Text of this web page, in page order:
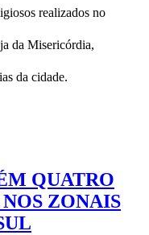
realizados no
da Misericórdia,
da cidade.
QUATRO
ZONAIS